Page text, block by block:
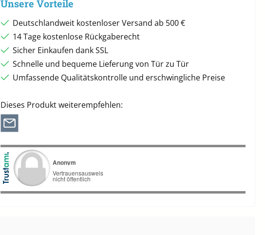
Unsere Vorteile
Deutschlandweit kostenloser Versand ab 500 €
14 Tage kostenlose Rückgaberecht
Sicher Einkaufen dank SSL
Schnelle und bequeme Lieferung von Tür zu Tür
Umfassende Qualitätskontrolle und erschwingliche Preise
Dieses Produkt weiterempfehlen: